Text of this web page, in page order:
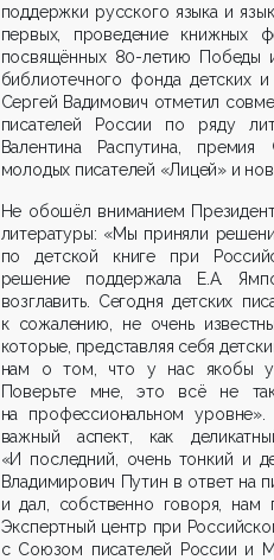
поддержки русского языка и
первых, проведение книжных
посвящённых 80-летию Победы
библиотечного фонда детских
Сергей Вадимович отметил
писателей России по ряду
Валентина Распутина,
молодых писателей «Лицей» и
Не обошёл вниманием
литературы: «Мы приняли
по детской книге при
решение поддержала Е.А.
возглавить. Сегодня детских
к сожалению, не очень
которые, представляя себя
нам о том, что у нас якобы
Поверьте мне, это всё не
на профессиональном
важный аспект, как
«И последний, очень тонкий и
Владимирович Путин в ответ на
и дал, собственно говоря, нам
Экспертный центр при
с Союзом писателей России и